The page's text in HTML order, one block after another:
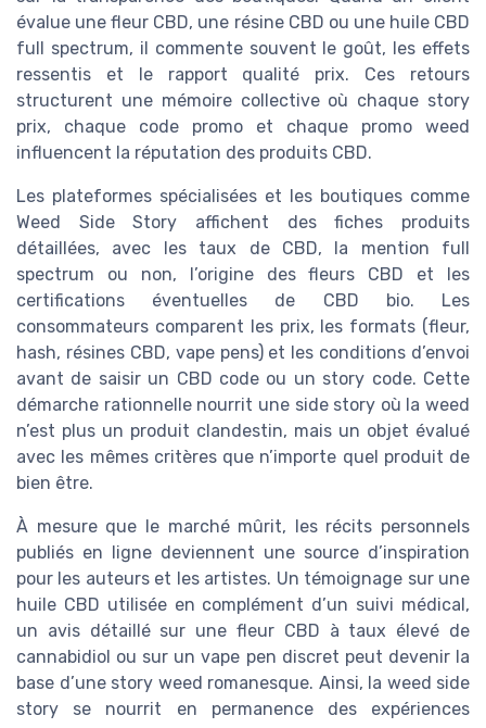
évalue une fleur CBD, une résine CBD ou une huile CBD
full spectrum, il commente souvent le goût, les effets
ressentis et le rapport qualité prix. Ces retours
structurent une mémoire collective où chaque story
prix, chaque code promo et chaque promo weed
influencent la réputation des produits CBD.
Les plateformes spécialisées et les boutiques comme
Weed Side Story affichent des fiches produits
détaillées, avec les taux de CBD, la mention full
spectrum ou non, l’origine des fleurs CBD et les
certifications éventuelles de CBD bio. Les
consommateurs comparent les prix, les formats (fleur,
hash, résines CBD, vape pens) et les conditions d’envoi
avant de saisir un CBD code ou un story code. Cette
démarche rationnelle nourrit une side story où la weed
n’est plus un produit clandestin, mais un objet évalué
avec les mêmes critères que n’importe quel produit de
bien être.
À mesure que le marché mûrit, les récits personnels
publiés en ligne deviennent une source d’inspiration
pour les auteurs et les artistes. Un témoignage sur une
huile CBD utilisée en complément d’un suivi médical,
un avis détaillé sur une fleur CBD à taux élevé de
cannabidiol ou sur un vape pen discret peut devenir la
base d’une story weed romanesque. Ainsi, la weed side
story se nourrit en permanence des expériences